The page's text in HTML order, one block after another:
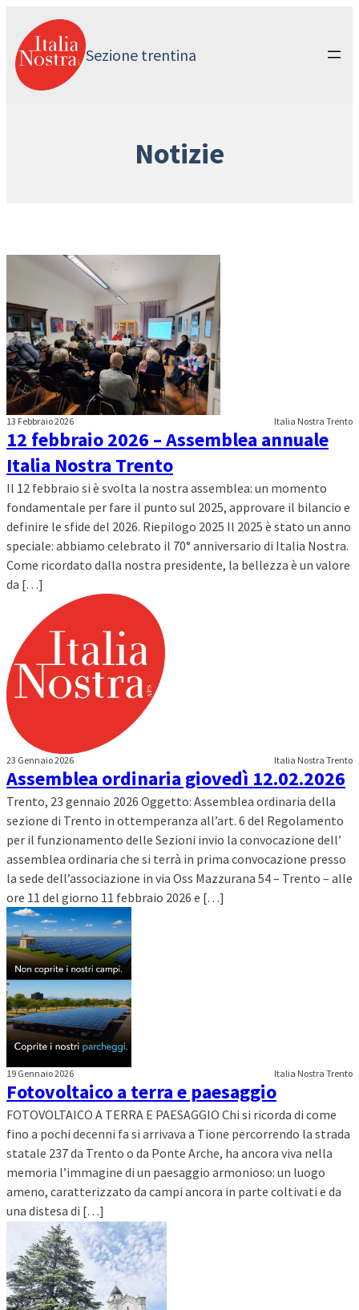
contenuto
Sezione trentina
Notizie
13 Febbraio 2026 Italia Nostra Trento
12 febbraio 2026 – Assemblea annuale
Italia Nostra Trento
Il 12 febbraio si è svolta la nostra assemblea: un momento
fondamentale per fare il punto sul 2025, approvare il bilancio e
definire le sfide del 2026. Riepilogo 2025 Il 2025 è stato un anno
speciale: abbiamo celebrato il 70° anniversario di Italia Nostra.
Come ricordato dalla nostra presidente, la bellezza è un valore
da […]
23 Gennaio 2026 Italia Nostra Trento
Assemblea ordinaria giovedì 12.02.2026
Trento, 23 gennaio 2026 Oggetto: Assemblea ordinaria della
sezione di Trento in ottemperanza all’art. 6 del Regolamento
per il funzionamento delle Sezioni invio la convocazione dell’
assemblea ordinaria che si terrà in prima convocazione presso
la sede dell’associazione in via Oss Mazzurana 54 – Trento – alle
ore 11 del giorno 11 febbraio 2026 e […]
19 Gennaio 2026 Italia Nostra Trento
Fotovoltaico a terra e paesaggio
FOTOVOLTAICO A TERRA E PAESAGGIO Chi si ricorda di come
fino a pochi decenni fa si arrivava a Tione percorrendo la strada
statale 237 da Trento o da Ponte Arche, ha ancora viva nella
memoria l’immagine di un paesaggio armonioso: un luogo
ameno, caratterizzato da campi ancora in parte coltivati e da
una distesa di […]